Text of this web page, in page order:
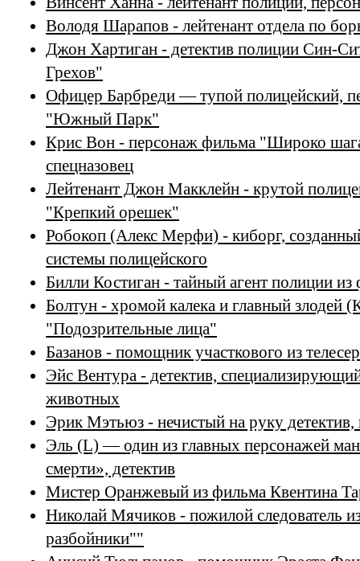
Володя Шарапов - лейтенант отдела по
Джон Хартиган - детектив полиции Син-
Грехов"
Офицер Барбреди — тупой полицейский,
"Южный Парк"
Крис Вон - персонаж фильма "Широко
спецназовец
Лейтенант Джон Макклейн - крутой
"Крепкий орешек"
Робокоп (Алекс Мерфи) - киборг,
системы полицейского
Билли Костиган - тайный агент полиции
Болтун - хромой калека и главный злодей
"Подозрительные лица"
Базанов - помощник участкового из
Эйс Вентура - детектив,
животных
Эрик Мэтьюз - нечистый на руку
Эль (L) — один из главных персонажей
смерти», детектив
Мистер Оранжевый из фильма Квентина
Николай Мячиков - пожилой следователь
разбойники""